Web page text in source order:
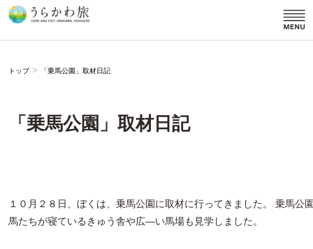
トップ> 「乗馬公園」取材日記
「乗馬公園」取材日記
１０月２８日、ぼくは、乗馬公園に取材に行ってきました。 乗馬公
馬たちが寝ているきゅう舎や広―い馬場も見学しました。